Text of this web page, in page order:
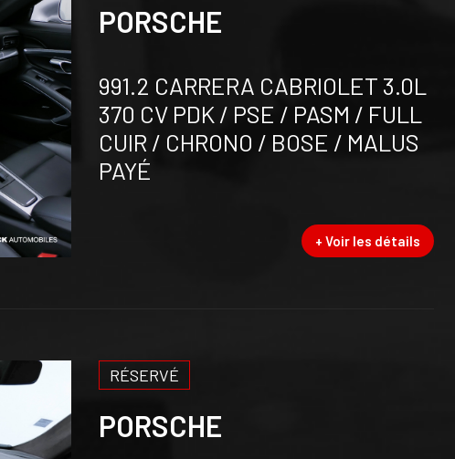
PORSCHE
991.2 CARRERA CABRIOLET 3.0L
370 CV PDK / PSE / PASM / FULL
CUIR / CHRONO / BOSE / MALUS
PAYÉ
+ Voir les détails
RÉSERVÉ
PORSCHE